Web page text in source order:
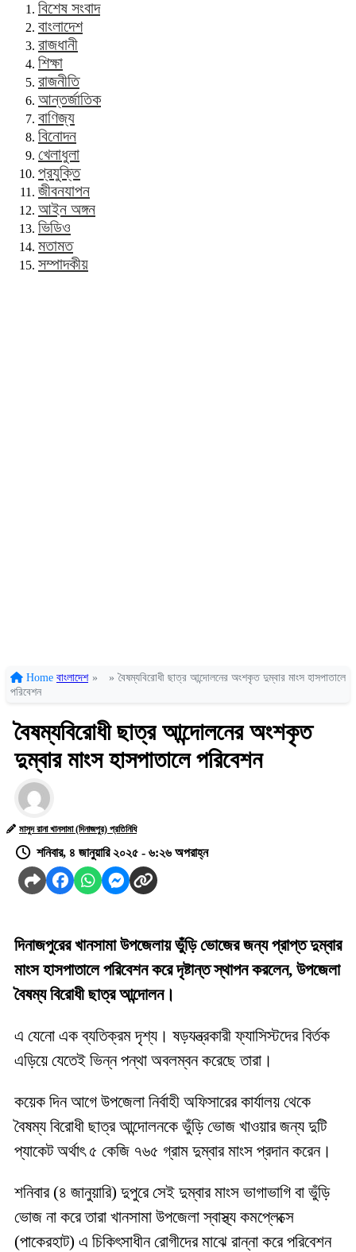
বিশেষ সংবাদ
বাংলাদেশ
রাজধানী
শিক্ষা
রাজনীতি
আন্তর্জাতিক
বাণিজ্য
বিনোদন
খেলাধুলা
প্রযুক্তি
জীবনযাপন
আইন অঙ্গন
ভিডিও
মতামত
সম্পাদকীয়
Home বাংলাদেশ » » বৈষম্যবিরোধী ছাত্র আন্দোলনের অংশকৃত দুম্বার মাংস হাসপাতালে
পরিবেশন
বৈষম্যবিরোধী ছাত্র আন্দোলনের অংশকৃত
দুম্বার মাংস হাসপাতালে পরিবেশন
মাসুদ রানা খানসামা (দিনাজপুর) প্রতিনিধি
শনিবার, ৪ জানুয়ারি ২০২৫ - ৬:২৬ অপরাহ্ন
দিনাজপুরের খানসামা উপজেলায় ভুঁড়ি ভোজের জন্য প্রাপ্ত দুম্বার
মাংস হাসপাতালে পরিবেশন করে দৃষ্টান্ত স্থাপন করলেন, উপজেলা
বৈষম্য বিরোধী ছাত্র আন্দোলন।
এ যেনো এক ব্যতিক্রম দৃশ্য। ষড়যন্ত্রকারী ফ্যাসিস্টদের বির্তক
এড়িয়ে যেতেই ভিন্ন পন্থা অবলম্বন করেছে তারা।
কয়েক দিন আগে উপজেলা নির্বাহী অফিসারের কার্যালয় থেকে
বৈষম্য বিরোধী ছাত্র আন্দোলনকে ভুঁড়ি ভোজ খাওয়ার জন্য দুটি
প্যাকেট অর্থাৎ ৫ কেজি ৭৬৫ গ্রাম দুম্বার মাংস প্রদান করেন।
শনিবার (৪ জানুয়ারি) দুপুরে সেই দুম্বার মাংস ভাগাভাগি বা ভুঁড়ি
ভোজ না করে তারা খানসামা উপজেলা স্বাস্থ্য কমপ্লেক্সে
(পাকেরহাট) এ চিকিৎসাধীন রোগীদের মাঝে রান্না করে পরিবেশন